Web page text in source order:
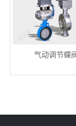
气动调节蝶